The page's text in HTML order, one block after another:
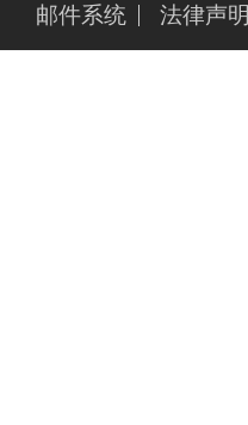
邮件系统 法律声明